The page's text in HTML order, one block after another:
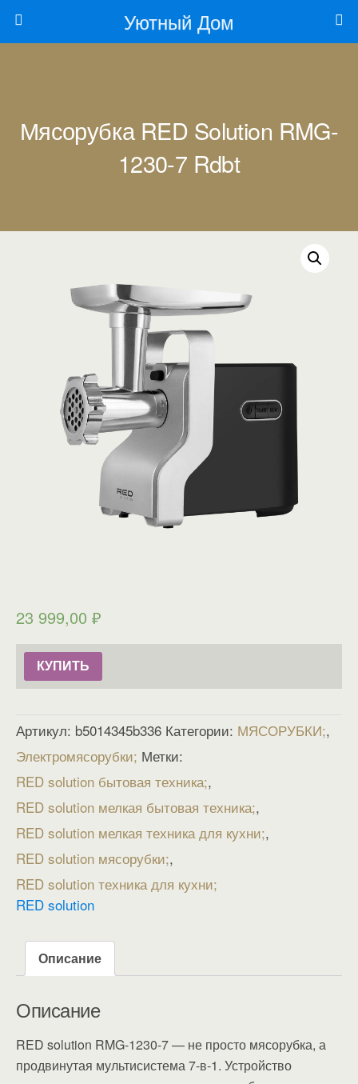
Уютный Дом
Мясорубка RED Solution RMG-
1230-7 Rdbt
23 999,00 ₽
КУПИТЬ
Артикул: b5014345b336 Категории: МЯСОРУБКИ ,
Электромясорубки Метки:
RED solution бытовая техника ,
RED solution мелкая бытовая техника ,
RED solution мелкая техника для кухни ,
RED solution мясорубки ,
RED solution техника для кухни
RED solution
Описание
Описание
RED solution RMG-1230-7 — не просто мясорубка, а
продвинутая мультисистема 7-в-1. Устройство